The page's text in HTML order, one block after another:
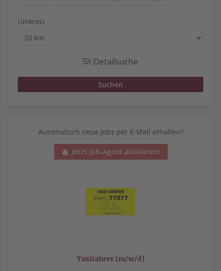
Umkreis
Detailsuche
Automatisch neue Jobs per E-Mail erhalten?
Jetzt Job-Agent aktivieren!
Taxifahrer (m/w/d)